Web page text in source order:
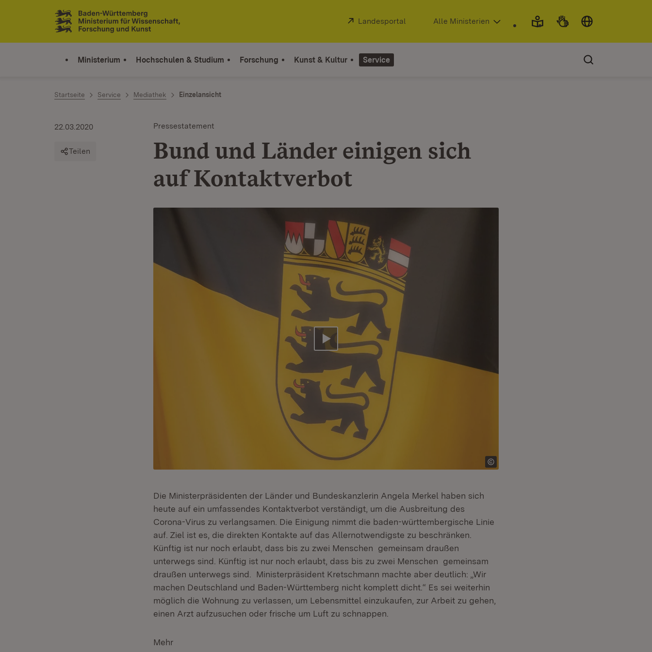
Zum Inhalt springen
Link zur Startseite
Extern:
Landesportal (Öffnet in neuem Fenster)
Alle Ministerien
Ministerium Hochschulen & Studium Forschung Kunst & Kultur Service
Startseite Service Mediathek Einzelansicht
Pressestatement
Bund und Länder einigen sich
auf Kontaktverbot
22.03.2020
Teilen
Video abspielen
Die Ministerpräsidenten der Länder und Bundeskanzlerin Angela Merkel haben sich
heute auf ein umfassendes Kontaktverbot verständigt, um die Ausbreitung des
Corona-Virus zu verlangsamen. Die Einigung nimmt die baden-württembergische Linie
auf. Ziel ist es, die direkten Kontakte auf das Allernotwendigste zu beschränken.
Künftig ist nur noch erlaubt, dass bis zu zwei Menschen gemeinsam draußen
unterwegs sind. Künftig ist nur noch erlaubt, dass bis zu zwei Menschen gemeinsam
draußen unterwegs sind. Ministerpräsident Kretschmann machte aber deutlich: „Wir
machen Deutschland und Baden-Württemberg nicht komplett dicht.“ Es sei weiterhin
möglich die Wohnung zu verlassen, um Lebensmittel einzukaufen, zur Arbeit zu gehen,
einen Arzt aufzusuchen oder frische um Luft zu schnappen.
Mehr